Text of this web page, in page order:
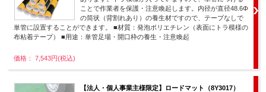
ことで作業者を保護・注意喚起します。内径が直径48.6Φ
の筒状（背割れあり）の養生材ですので、テープなしで
単管に設置することができます。 ■材質：発泡ポリエチレン（表面にトラ模様の
布粘着テープ） ■用途：単管足場・開口枠の養生・注意喚起
価格： 7,543円(税込)
【法人・個人事業主様限定】ロードマット（8Y3017）